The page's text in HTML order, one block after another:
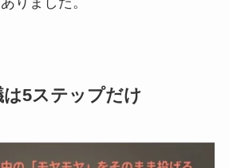
5ステップだけ